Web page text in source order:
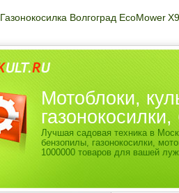
Газонокосилка Волгоград EcoMower X9
Мотоблоки,
Лучшая садовая техника в
бензопилы, газонокосилки,
1000000 товаров для вашей